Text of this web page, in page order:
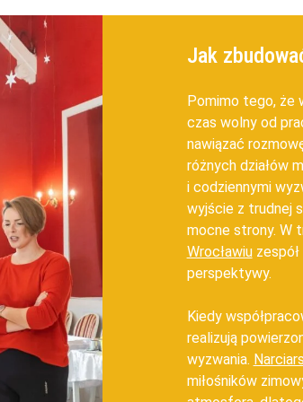
Jak
Pomimo tego, że
czas wolny od
nawiązać
różnych działów
i codziennymi
wyjście z trudnej
mocne strony. W
Wrocławiuzespół
perspektywy.
Kiedy
realizują
wyzwania.
miłośników